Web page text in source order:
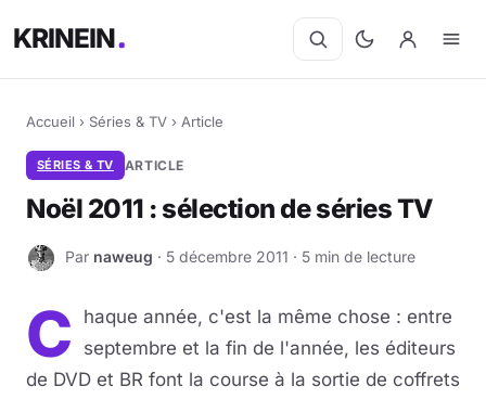
KRINEIN
Accueil › Séries & TV › Article
SÉRIES & TV ARTICLE
Noël 2011 : sélection de séries TV
N Par naweug · 5 décembre 2011 · 5 min de lecture
C
haque année, c'est la même chose : entre
septembre et la fin de l'année, les éditeurs
de DVD et BR font la course à la sortie de coffrets